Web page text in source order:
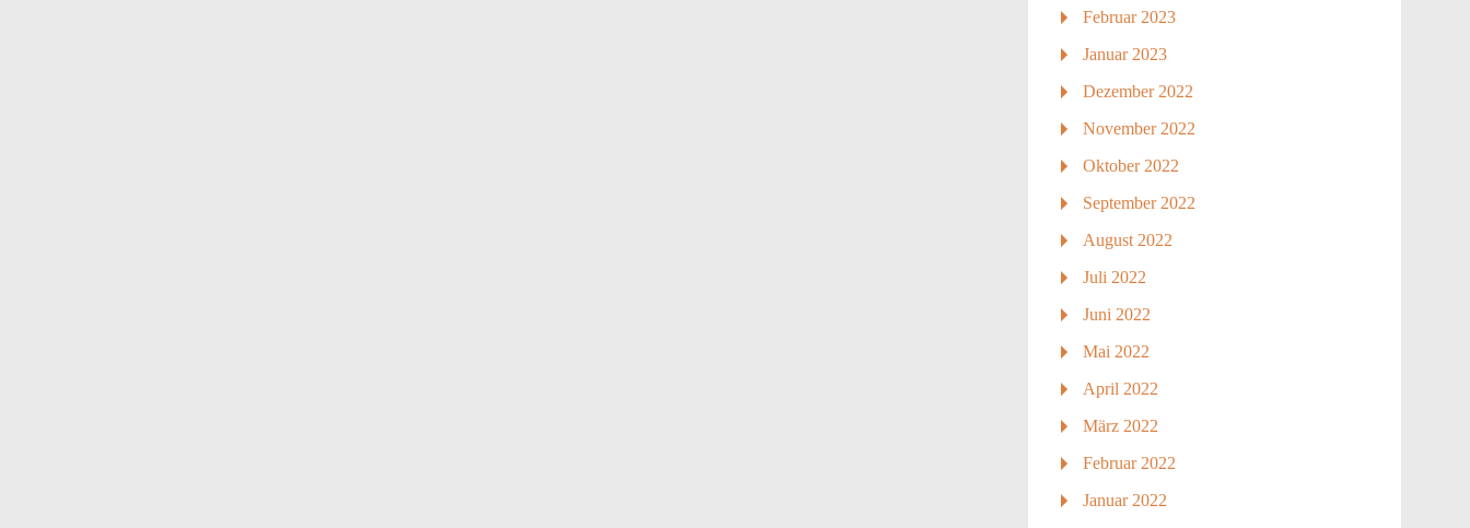
Februar 2023
Januar 2023
Dezember 2022
November 2022
Oktober 2022
September 2022
August 2022
Juli 2022
Juni 2022
Mai 2022
April 2022
März 2022
Februar 2022
Januar 2022